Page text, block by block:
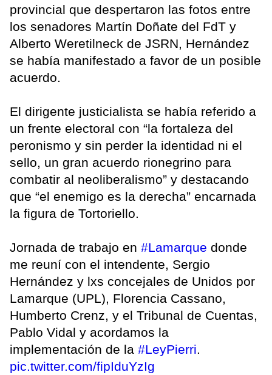
provincial que despertaron las fotos entre
los senadores Martín Doñate del FdT y
Alberto Weretilneck de JSRN, Hernández
se había manifestado a favor de un posible
acuerdo.
El dirigente justicialista se había referido a
un frente electoral con “la fortaleza del
peronismo y sin perder la identidad ni el
sello, un gran acuerdo rionegrino para
combatir al neoliberalismo” y destacando
que “el enemigo es la derecha” encarnada
la figura de Tortoriello.
Jornada de trabajo en #Lamarque donde
me reuní con el intendente, Sergio
Hernández y lxs concejales de Unidos por
Lamarque (UPL), Florencia Cassano,
Humberto Crenz, y el Tribunal de Cuentas,
Pablo Vidal y acordamos la
implementación de la #LeyPierri.
pic.twitter.com/fipIduYzIg